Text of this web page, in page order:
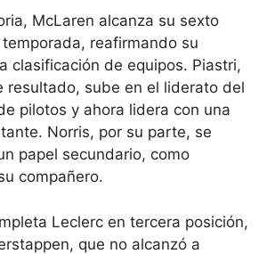
McLaren alcanza su sexto
reafirmando su
clasificación de equipos. Piastri,
resultado, sube en el liderato del
pilotos y ahora lidera con una
Norris, por su parte, se
papel secundario, como
compañero.
Leclerc en tercera posición,
que no alcanzó a